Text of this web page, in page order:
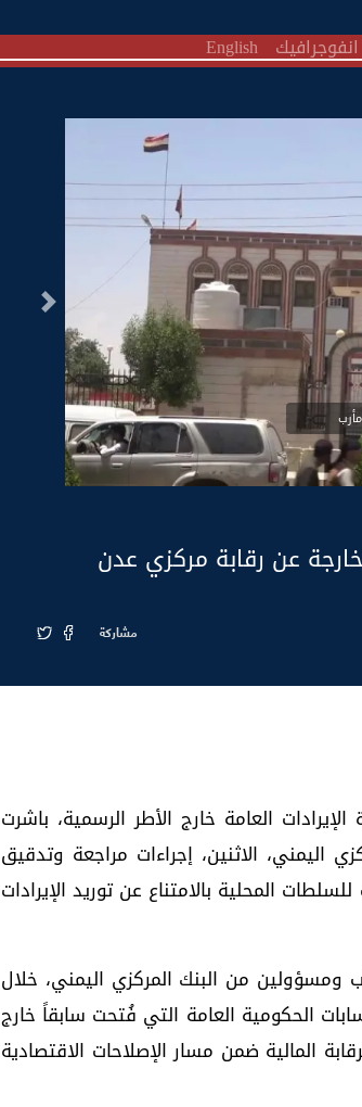
انفوجرافيك English
التالى
عن رقابة مركزي عدن
مشاركة
العامة خارج الأطر الرسمية، باشرت
اليمني، الاثنين، إجراءات مراجعة وتدقيق
المحلية بالامتناع عن توريد الإيرادات
ومسؤولين من البنك المركزي اليمني، خلال
الحكومية العامة التي فُتحت سابقاً خارج
المالية ضمن مسار الإصلاحات الاقتصادية